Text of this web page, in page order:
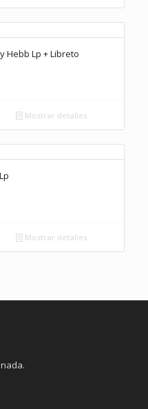
Hebb Lp + Libreto
Mostrar detalles
Mostrar detalles